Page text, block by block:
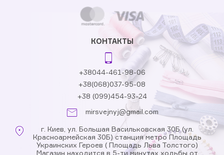
КОНТАКТЫ
+38044-461-98-06
+38(068)037-95-08
+38 (099)454-93-24
mirsvejnyj@gmail.com
г. Киев, ул. Большая Васильковская 30Б (ул.
Красноармейская 30Б) станция метро Площадь
Украинских Героев ( Площадь Льва Толстого)
Магазин находится в 5-ти минутах ходьбы от